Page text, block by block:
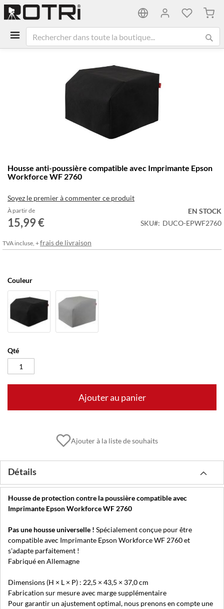
Mon
au
début
la
Galerie
d’images
Housse anti-poussière compatible avec Imprimante Epson
Workforce WF 2760
Soyez le premier à commenter ce produit
À partir de
15,99 €
EN STOCK
SKU
DUCO-EPWF2760
TVA incluse, +frais de livraison
Couleur
Qté
Ajouter au panier
Ajouter à la liste de souhaits
Détails
Housse de protection contre la poussière compatible avec
Imprimante Epson Workforce WF 2760
Pas une housse universelle ! Spécialement conçue pour être
compatible avec Imprimante Epson Workforce WF 2760 et
s'adapte parfaitement !
Fabriqué en Allemagne
Dimensions (H × L × P) : 22,5 × 43,5 × 37,0 cm
Fabrication sur mesure avec marge supplémentaire
Pour garantir un ajustement optimal, nous prenons en compte une